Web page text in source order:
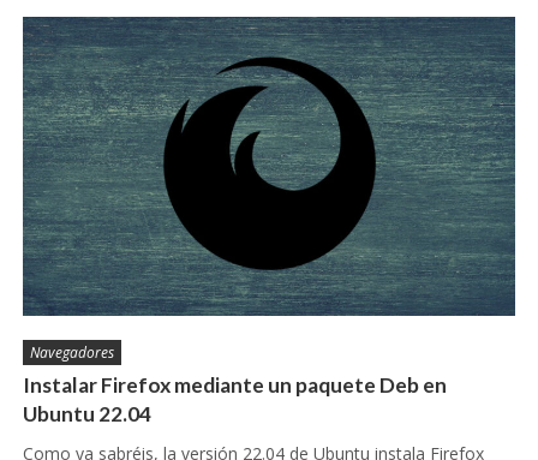
Navegadores
Instalar Firefox mediante un paquete Deb en
Ubuntu 22.04
Como ya sabréis, la versión 22.04 de Ubuntu instala Firefox